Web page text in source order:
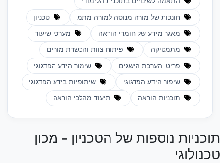
חונכות של מורה מנוסה למורה מתמ טכניון
מאגר מידע של חומרי הוראה מערכי שיעור
מתמטיקה פיתוח צוות והכשרת מורים
פריטי הערכת הישגים שימור הידע הפדגוגי
שיפור הידע הפדגוגי שיתופיות בידע הפדגוגי
תוכניות הוראה תיעוד מהלכי הוראה
תוכניות נוספות של הטכניון - מכון
טכנולוגי